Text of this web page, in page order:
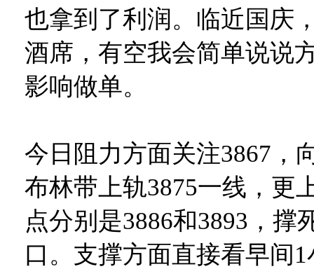
也拿到了利润。临近国庆
酒席，有空我会简单说说
影响做单。
今日阻力方面关注3867，
布林带上轨3875一线，更
点分别是3886和3893，撑
口。支撑方面直接看早间